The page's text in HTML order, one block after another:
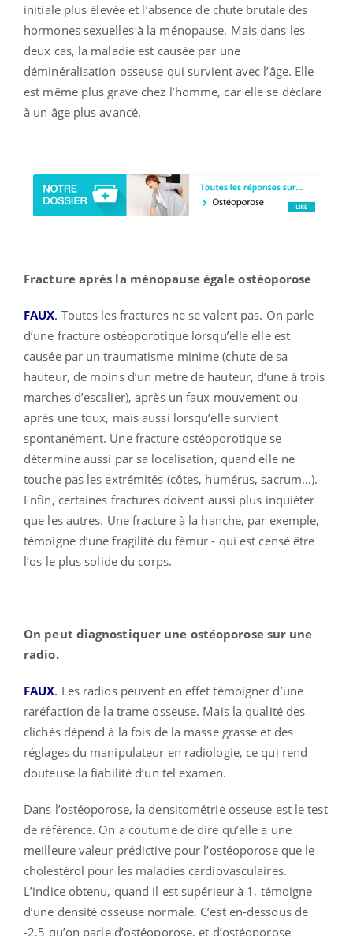
initiale plus élevée et l’absence de chute brutale des
hormones sexuelles à la ménopause. Mais dans les
deux cas, la maladie est causée par une
déminéralisation osseuse qui survient avec l’âge. Elle
est même plus grave chez l’homme, car elle se déclare
à un âge plus avancé.
Fracture après la ménopause égale ostéoporose
FAUX. Toutes les fractures ne se valent pas. On parle
d’une fracture ostéoporotique lorsqu’elle elle est
causée par un traumatisme minime (chute de sa
hauteur, de moins d’un mètre de hauteur, d’une à trois
marches d’escalier), après un faux mouvement ou
après une toux, mais aussi lorsqu’elle survient
spontanément. Une fracture ostéoporotique se
détermine aussi par sa localisation, quand elle ne
touche pas les extrémités (côtes, humérus, sacrum…).
Enfin, certaines fractures doivent aussi plus inquiéter
que les autres. Une fracture à la hanche, par exemple,
témoigne d’une fragilité du fémur - qui est censé être
l’os le plus solide du corps.
On peut diagnostiquer une ostéoporose sur une
radio.
FAUX. Les radios peuvent en effet témoigner d’une
raréfaction de la trame osseuse. Mais la qualité des
clichés dépend à la fois de la masse grasse et des
réglages du manipulateur en radiologie, ce qui rend
douteuse la fiabilité d’un tel examen.
Dans l’ostéoporose, la densitométrie osseuse est le test
de référence. On a coutume de dire qu’elle a une
meilleure valeur prédictive pour l’ostéoporose que le
cholestérol pour les maladies cardiovasculaires.
L’indice obtenu, quand il est supérieur à 1, témoigne
d’une densité osseuse normale. C’est en-dessous de
-2,5 qu’on parle d’ostéoporose, et d’ostéoporose